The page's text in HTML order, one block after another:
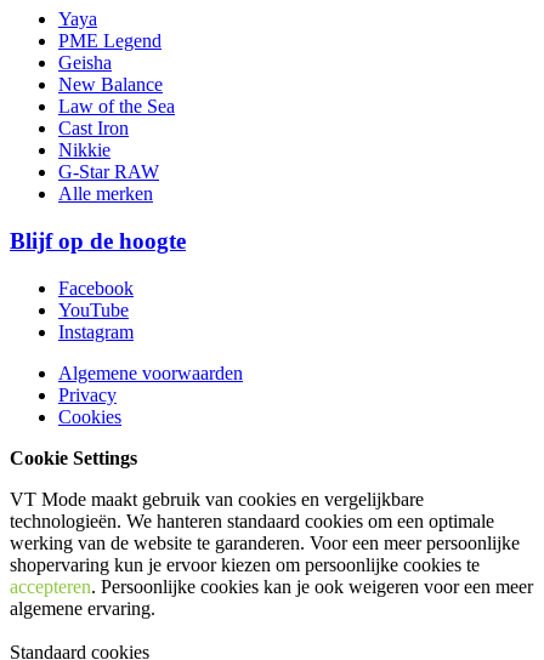
Yaya
PME Legend
Geisha
New Balance
Law of the Sea
Cast Iron
Nikkie
G-Star RAW
Alle merken
Blijf op de hoogte
Facebook
YouTube
Instagram
Algemene voorwaarden
Privacy
Cookies
Cookie Settings
VT Mode maakt gebruik van cookies en vergelijkbare
technologieën. We hanteren standaard cookies om een optimale
werking van de website te garanderen. Voor een meer persoonlijke
shopervaring kun je ervoor kiezen om persoonlijke cookies te
accepteren. Persoonlijke cookies kan je ook weigeren voor een meer
algemene ervaring.
Standaard cookies